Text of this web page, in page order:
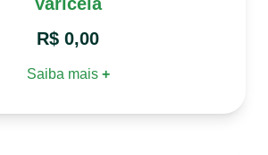
R$ 0,00
Saiba mais +